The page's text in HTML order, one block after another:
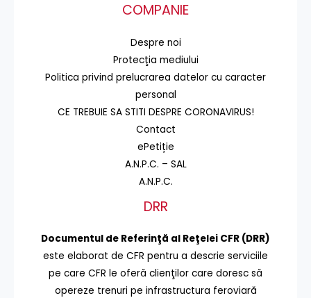
COMPANIE
Despre noi
Protecţia mediului
Politica privind prelucrarea datelor cu caracter
personal
CE TREBUIE SA STITI DESPRE CORONAVIRUS!
Contact
ePetiție
A.N.P.C. – SAL
A.N.P.C.
DRR
Documentul de Referinţă al Reţelei CFR (DRR)
este elaborat de CFR pentru a descrie serviciile
pe care CFR le oferă clienţilor care doresc să
opereze trenuri pe infrastructura feroviară